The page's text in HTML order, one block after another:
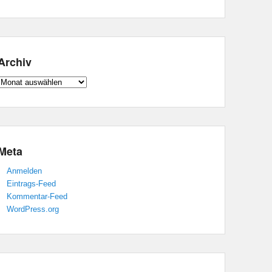
Anmelden
Eintrags-Feed
Kommentar-Feed
WordPress.org